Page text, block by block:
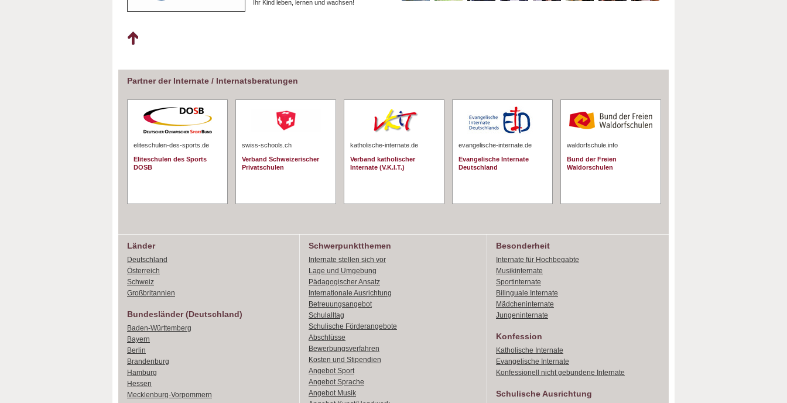
Ihr Kind leben, lernen und wachsen!
Partner der Internate / Internatsberatungen
eliteschulen-des-sports.de
Eliteschulen des Sports
DOSB
swiss-schools.ch
Verband Schweizerischer
Privatschulen
katholische-internate.de
Verband katholischer
Internate (V.K.I.T.)
evangelische-internate.de
Evangelische Internate
Deutschland
waldorfschule.info
Bund der Freien
Waldorschulen
Länder
Deutschland
Österreich
Schweiz
Großbritannien
Bundesländer (Deutschland)
Baden-Württemberg
Bayern
Berlin
Brandenburg
Hamburg
Hessen
Mecklenburg-Vorpommern
Schwerpunktthemen
Internate stellen sich vor
Lage und Umgebung
Pädagogischer Ansatz
Internationale Ausrichtung
Betreuungsangebot
Schulalltag
Schulische Förderangebote
Abschlüsse
Bewerbungsverfahren
Kosten und Stipendien
Angebot Sport
Angebot Sprache
Angebot Musik
Besonderheit
Internate für Hochbegabte
Musikinternate
Sportinternate
Bilinguale Internate
Mädcheninternate
Jungeninternate
Konfession
Katholische Internate
Evangelische Internate
Konfessionell nicht gebundene Internate
Schulische Ausrichtung